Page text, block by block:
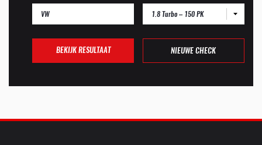
1.8 Turbo – 150 PK
BEKIJK RESULTAAT NIEUWE CHECK